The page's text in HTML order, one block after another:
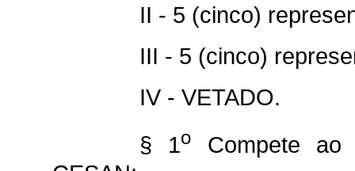
II - 5 (cinco)
III - 5 (cinco)
IV - VETADO.
§ 1o
Compete ao